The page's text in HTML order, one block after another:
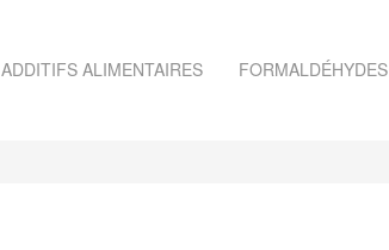
ADDITIFS ALIMENTAIRES FORMALDÉHYDES